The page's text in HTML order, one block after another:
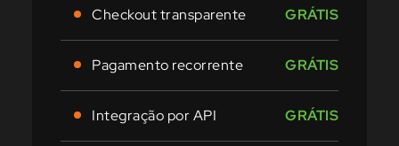
Checkout transparente GRÁTIS
Pagamento recorrente GRÁTIS
Integração por API GRÁTIS